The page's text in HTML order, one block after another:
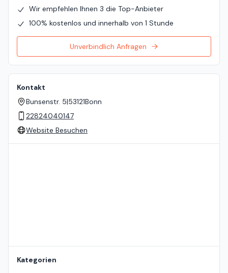
Wir empfehlen Ihnen 3 die Top-Anbieter
100% kostenlos und innerhalb von 1 Stunde
Unverbindlich Anfragen
Kontakt
Bunsenstr. 5|53121Bonn
22824040147
Website Besuchen
Kategorien